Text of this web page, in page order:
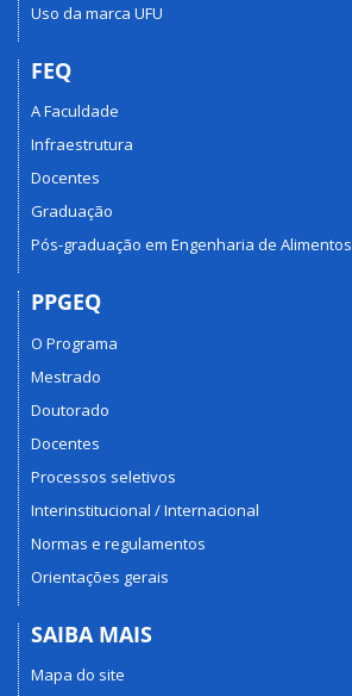
Uso da marca UFU
FEQ
A Faculdade
Infraestrutura
Docentes
Graduação
Pós-graduação em Engenharia de Alimentos
PPGEQ
O Programa
Mestrado
Doutorado
Docentes
Processos seletivos
Interinstitucional / Internacional
Normas e regulamentos
Orientações gerais
SAIBA MAIS
Mapa do site